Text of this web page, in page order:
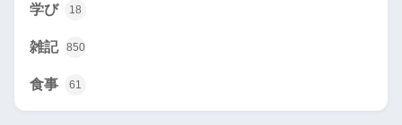
学び 18
雑記 850
食事 61